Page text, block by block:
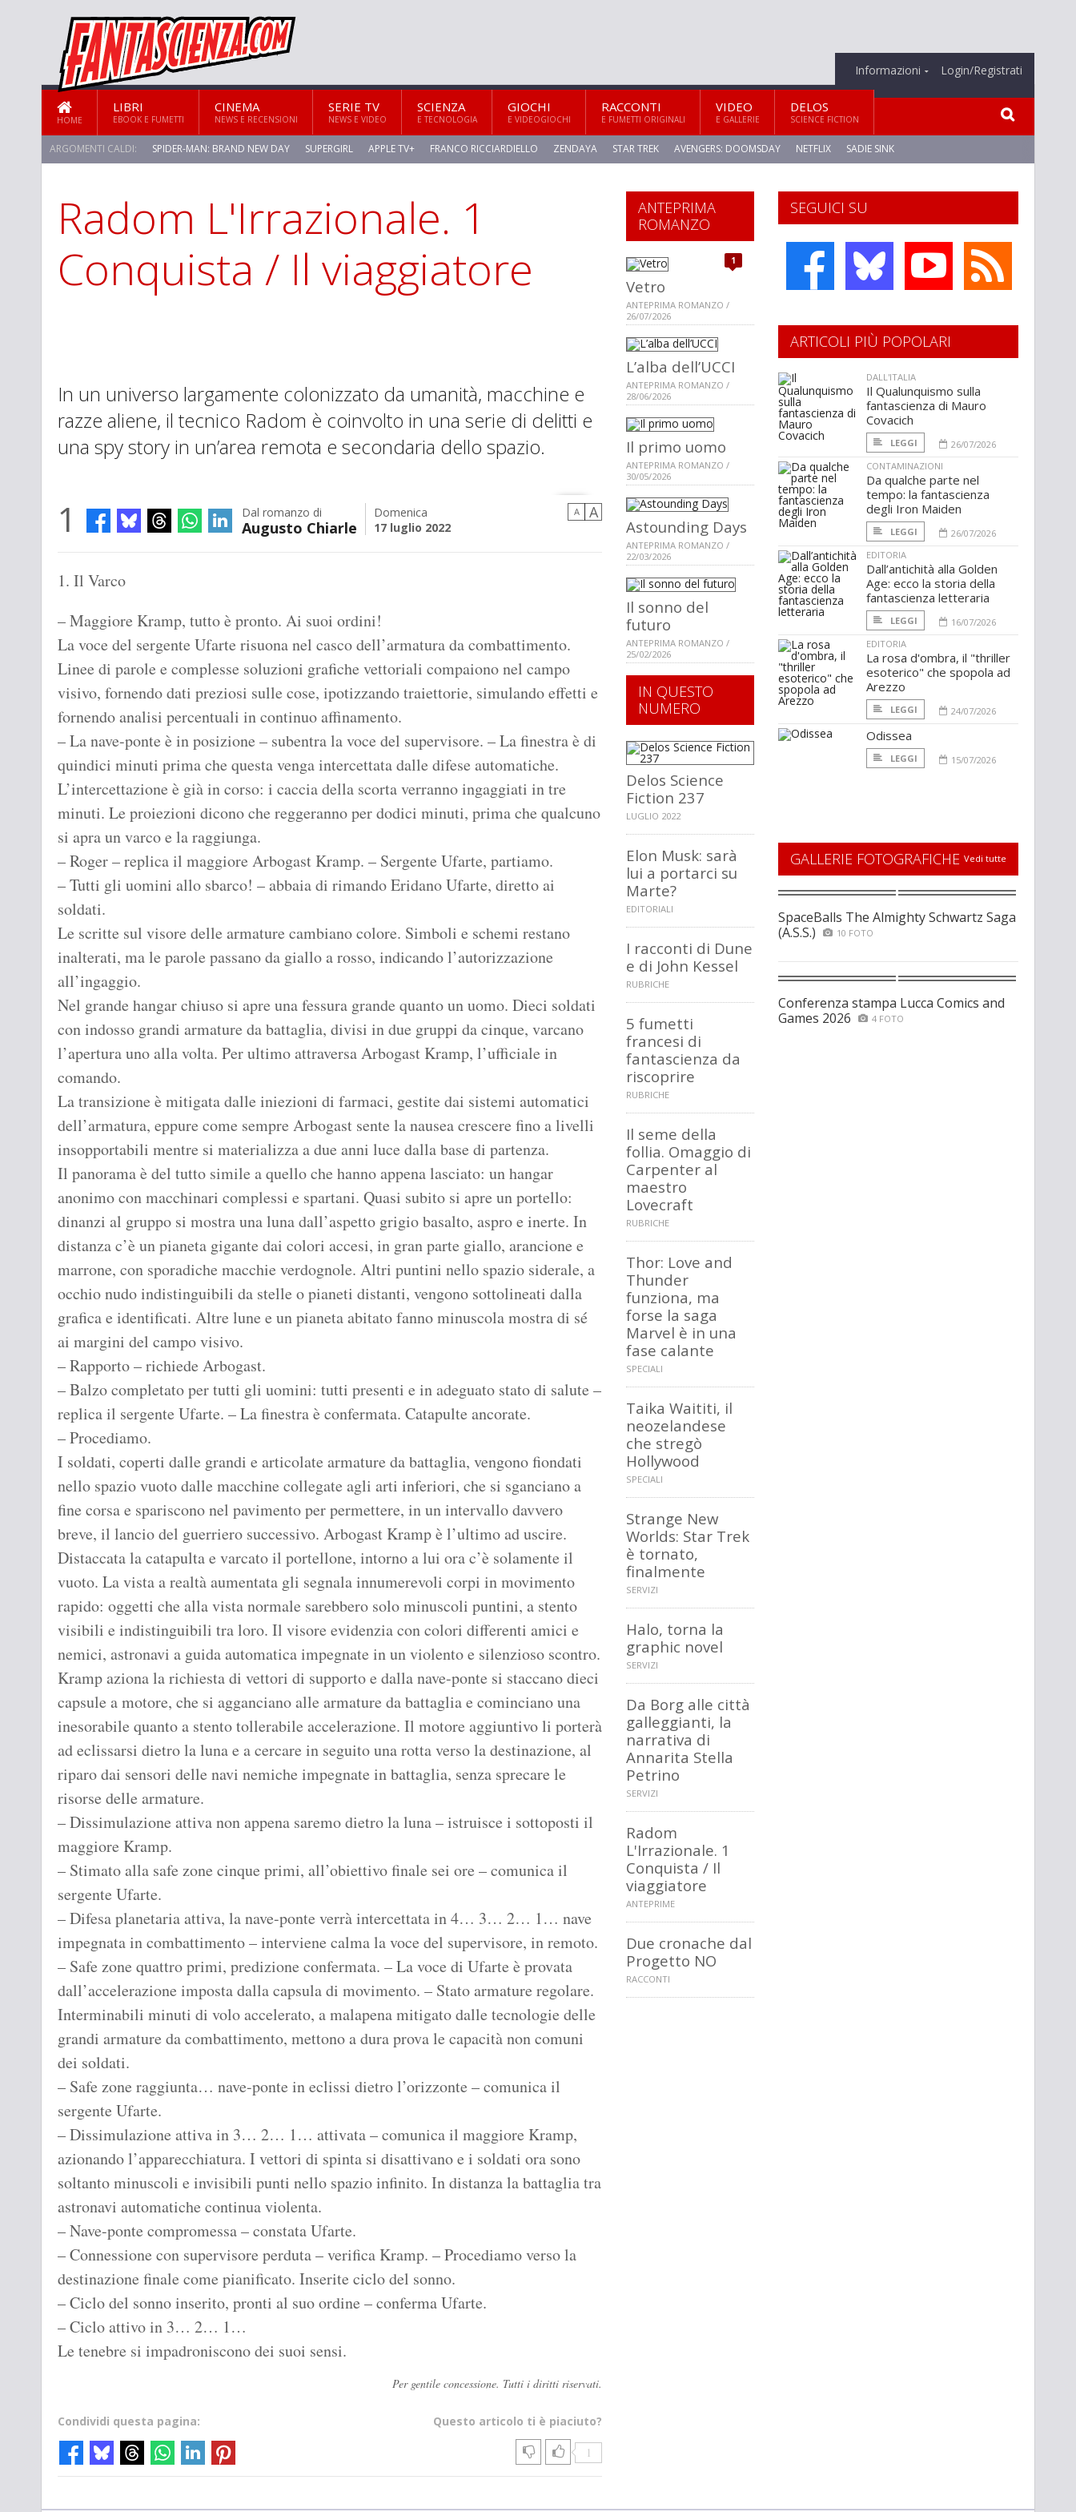
Informazioni Login/Registrati
HOME
LIBRI
EBOOK E FUMETTI
CINEMA
NEWS E RECENSIONI
SERIE TV
NEWS E VIDEO
SCIENZA
E TECNOLOGIA
GIOCHI
E VIDEOGIOCHI
RACCONTI
E FUMETTI ORIGINALI
VIDEO
E GALLERIE
DELOS
SCIENCE FICTION
ARGOMENTI CALDI: SPIDER-MAN: BRAND NEW DAY SUPERGIRL APPLE TV+ FRANCO RICCIARDIELLO ZENDAYA STAR TREK AVENGERS: DOOMSDAY NETFLIX SADIE SINK
STAR TREK: STRANGE NEW WORLDS
Radom L'Irrazionale. 1
Conquista / Il viaggiatore
In un universo largamente colonizzato da umanità, macchine e
razze aliene, il tecnico Radom è coinvolto in una serie di delitti e
una spy story in un’area remota e secondaria dello spazio.
1 Dal romanzo di
Augusto Chiarle
Domenica
17 luglio 2022
A A
1. Il Varco
– Maggiore Kramp, tutto è pronto. Ai suoi ordini!
La voce del sergente Ufarte risuona nel casco dell’armatura da combattimento.
Linee di parole e complesse soluzioni grafiche vettoriali compaiono nel campo
visivo, fornendo dati preziosi sulle cose, ipotizzando traiettorie, simulando effetti e
fornendo analisi percentuali in continuo affinamento.
– La nave-ponte è in posizione – subentra la voce del supervisore. – La finestra è di
quindici minuti prima che questa venga intercettata dalle difese automatiche.
L’intercettazione è già in corso: i caccia della scorta verranno ingaggiati in tre
minuti. Le proiezioni dicono che reggeranno per dodici minuti, prima che qualcuno
si apra un varco e la raggiunga.
– Roger – replica il maggiore Arbogast Kramp. – Sergente Ufarte, partiamo.
– Tutti gli uomini allo sbarco! – abbaia di rimando Eridano Ufarte, diretto ai
soldati.
Le scritte sul visore delle armature cambiano colore. Simboli e schemi restano
inalterati, ma le parole passano da giallo a rosso, indicando l’autorizzazione
all’ingaggio.
Nel grande hangar chiuso si apre una fessura grande quanto un uomo. Dieci soldati
con indosso grandi armature da battaglia, divisi in due gruppi da cinque, varcano
l’apertura uno alla volta. Per ultimo attraversa Arbogast Kramp, l’ufficiale in
comando.
La transizione è mitigata dalle iniezioni di farmaci, gestite dai sistemi automatici
dell’armatura, eppure come sempre Arbogast sente la nausea crescere fino a livelli
insopportabili mentre si materializza a due anni luce dalla base di partenza.
Il panorama è del tutto simile a quello che hanno appena lasciato: un hangar
anonimo con macchinari complessi e spartani. Quasi subito si apre un portello:
dinanzi al gruppo si mostra una luna dall’aspetto grigio basalto, aspro e inerte. In
distanza c’è un pianeta gigante dai colori accesi, in gran parte giallo, arancione e
marrone, con sporadiche macchie verdognole. Altri puntini nello spazio siderale, a
occhio nudo indistinguibili da stelle o pianeti distanti, vengono sottolineati dalla
grafica e identificati. Altre lune e un pianeta abitato fanno minuscola mostra di sé
ai margini del campo visivo.
– Rapporto – richiede Arbogast.
– Balzo completato per tutti gli uomini: tutti presenti e in adeguato stato di salute –
replica il sergente Ufarte. – La finestra è confermata. Catapulte ancorate.
– Procediamo.
I soldati, coperti dalle grandi e articolate armature da battaglia, vengono fiondati
nello spazio vuoto dalle macchine collegate agli arti inferiori, che si sganciano a
fine corsa e spariscono nel pavimento per permettere, in un intervallo davvero
breve, il lancio del guerriero successivo. Arbogast Kramp è l’ultimo ad uscire.
Distaccata la catapulta e varcato il portellone, intorno a lui ora c’è solamente il
vuoto. La vista a realtà aumentata gli segnala innumerevoli corpi in movimento
rapido: oggetti che alla vista normale sarebbero solo minuscoli puntini, a stento
visibili e indistinguibili tra loro. Il visore evidenzia con colori differenti amici e
nemici, astronavi a guida automatica impegnate in un violento e silenzioso scontro.
Kramp aziona la richiesta di vettori di supporto e dalla nave-ponte si staccano dieci
capsule a motore, che si agganciano alle armature da battaglia e cominciano una
inesorabile quanto a stento tollerabile accelerazione. Il motore aggiuntivo li porterà
ad eclissarsi dietro la luna e a cercare in seguito una rotta verso la destinazione, al
riparo dai sensori delle navi nemiche impegnate in battaglia, senza sprecare le
risorse delle armature.
– Dissimulazione attiva non appena saremo dietro la luna – istruisce i sottoposti il
maggiore Kramp.
– Stimato alla safe zone cinque primi, all’obiettivo finale sei ore – comunica il
sergente Ufarte.
– Difesa planetaria attiva, la nave-ponte verrà intercettata in 4… 3… 2… 1… nave
impegnata in combattimento – interviene calma la voce del supervisore, in remoto.
– Safe zone quattro primi, predizione confermata. – La voce di Ufarte è provata
dall’accelerazione imposta dalla capsula di movimento. – Stato armature regolare.
Interminabili minuti di volo accelerato, a malapena mitigato dalle tecnologie delle
grandi armature da combattimento, mettono a dura prova le capacità non comuni
dei soldati.
– Safe zone raggiunta… nave-ponte in eclissi dietro l’orizzonte – comunica il
sergente Ufarte.
– Dissimulazione attiva in 3… 2… 1… attivata – comunica il maggiore Kramp,
azionando l’apparecchiatura. I vettori di spinta si disattivano e i soldati ora sono
soltanto minuscoli e invisibili punti nello spazio infinito. In distanza la battaglia tra
astronavi automatiche continua violenta.
– Nave-ponte compromessa – constata Ufarte.
– Connessione con supervisore perduta – verifica Kramp. – Procediamo verso la
destinazione finale come pianificato. Inserite ciclo del sonno.
– Ciclo del sonno inserito, pronti al suo ordine – conferma Ufarte.
– Ciclo attivo in 3… 2… 1…
Le tenebre si impadroniscono dei suoi sensi.
Per gentile concessione. Tutti i diritti riservati.
Questo articolo ti è piaciuto?
1
Condividi questa pagina:
SEGUICI SU
ANTEPRIMA
ROMANZO
1
Vetro
ANTEPRIMA ROMANZO /
26/07/2026
L’alba dell’UCCI
ANTEPRIMA ROMANZO /
28/06/2026
Il primo uomo
ANTEPRIMA ROMANZO /
30/05/2026
Astounding Days
ANTEPRIMA ROMANZO /
22/03/2026
Il sonno del
futuro
ANTEPRIMA ROMANZO /
25/02/2026
IN QUESTO
NUMERO
Delos Science
Fiction 237
LUGLIO 2022
Elon Musk: sarà
lui a portarci su
Marte?
EDITORIALI
I racconti di Dune
e di John Kessel
RUBRICHE
5 fumetti
francesi di
fantascienza da
riscoprire
RUBRICHE
Il seme della
follia. Omaggio di
Carpenter al
maestro
Lovecraft
RUBRICHE
Thor: Love and
Thunder
funziona, ma
forse la saga
Marvel è in una
fase calante
SPECIALI
Taika Waititi, il
neozelandese
che stregò
Hollywood
SPECIALI
Strange New
Worlds: Star Trek
è tornato,
finalmente
SERVIZI
Halo, torna la
graphic novel
SERVIZI
Da Borg alle città
galleggianti, la
narrativa di
Annarita Stella
Petrino
SERVIZI
Radom
L'Irrazionale. 1
Conquista / Il
viaggiatore
ANTEPRIME
Due cronache dal
Progetto NO
RACCONTI
ARTICOLI PIÙ POPOLARI
DALL'ITALIA
Il Qualunquismo sulla
fantascienza di Mauro
Covacich
LEGGI
26/07/2026
CONTAMINAZIONI
Da qualche parte nel
tempo: la fantascienza
degli Iron Maiden
LEGGI
26/07/2026
EDITORIA
Dall’antichità alla Golden
Age: ecco la storia della
fantascienza letteraria
LEGGI
16/07/2026
EDITORIA
La rosa d'ombra, il "thriller
esoterico" che spopola ad
Arezzo
LEGGI 24/07/2026
Odissea
LEGGI 15/07/2026
GALLERIE FOTOGRAFICHE Vedi tutte
SpaceBalls The Almighty Schwartz Saga
(A.S.S.)
10 FOTO
Conferenza stampa Lucca Comics and
Games 2026
4 FOTO